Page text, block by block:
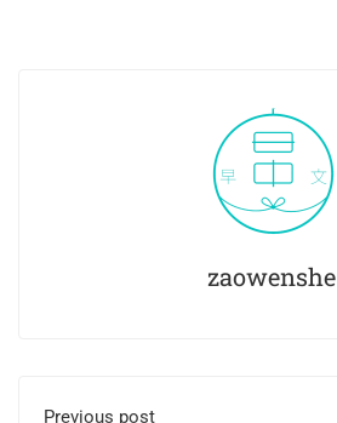
zaowenshe
Previous post